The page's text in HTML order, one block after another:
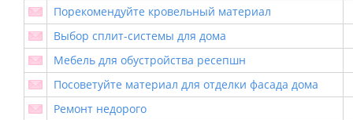
Порекомендуйте кровельный материал
Выбор сплит-системы для дома
Мебель для обустройства ресепшн
Посоветуйте материал для отделки фасада дома
Ремонт недорого